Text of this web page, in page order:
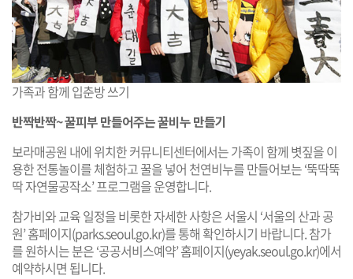
가족과 함께 입춘방 쓰기
반짝반짝~ 꿀피부 만들어주는 꿀비누 만들기
보라매공원 내에 위치한 커뮤니티센터에서는 가족이 함께 볏짚을 이
용한 전통놀이를 체험하고 꿀을 넣어 천연비누를 만들어보는 ‘뚝딱뚝
딱 자연물공작소’ 프로그램을 운영합니다.
참가비와 교육 일정을 비롯한 자세한 사항은 서울시 ‘서울의 산과 공
원’ 홈페이지(parks.seoul.go.kr)를 통해 확인하시기 바랍니다. 참가
를 원하시는 분은 ‘공공서비스예약’ 홈페이지(yeyak.seoul.go.kr)에서
예약하시면 됩니다.